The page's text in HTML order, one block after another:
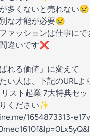
多くないと売れない😢
な才能が必要😢
ァッションは仕事に
違いです❌
れる価値」に変えて
い人は、下記のURLよ
スト起業 7大特典セ
ください✨
1654873313-